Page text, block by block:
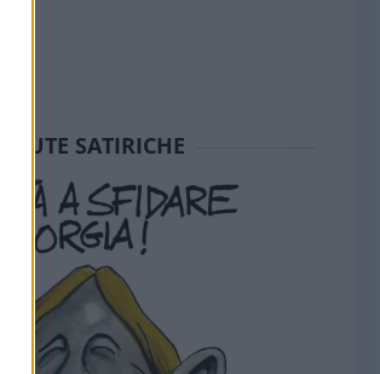
SEDUTE SATIRICHE